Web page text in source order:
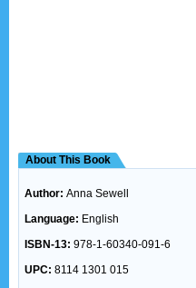
About This Book
Author: Anna Sewell
Language: English
ISBN-13: 978-1-60340-091-6
UPC: 8114 1301 015